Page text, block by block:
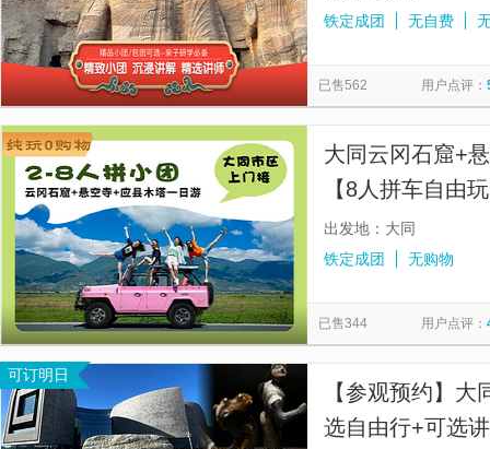
铁定成团
无自费
已售562 用户点评：
大同云冈石窟+
【8人拼车自由
人少轻松游】
出发地：大同
铁定成团
无购物
已售344 用户点评：
可订明日
【参观预约】
选自由行+可选